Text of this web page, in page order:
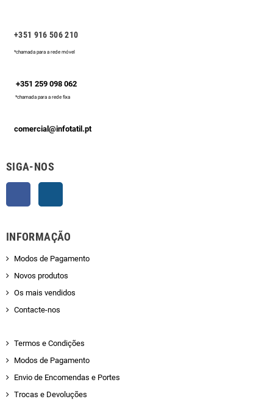
+351 916 506 210
*chamada para a rede móvel
+351 259 098 062
*chamada para a rede fixa
comercial@infotatil.pt
SIGA-NOS
Facebook
INFORMAÇÃO
Modos de Pagamento
Novos produtos
Os mais vendidos
Contacte-nos
Termos e Condições
Modos de Pagamento
Envio de Encomendas e Portes
Trocas e Devoluções